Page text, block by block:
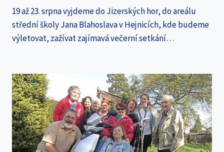
19 až 23. srpna vyjdeme do Jizerských hor, do areálu
střední školy Jana Blahoslava v Hejnicích, kde budeme
výletovat, zažívat zajímavá večerní setkání…